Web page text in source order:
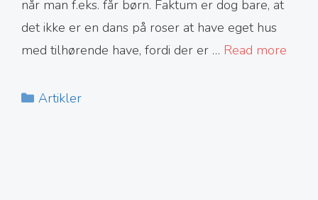
når man f.eks. får børn. Faktum er dog bare, at
det ikke er en dans på roser at have eget hus
med tilhørende have, fordi der er … Read more
Kategorier
Artikler